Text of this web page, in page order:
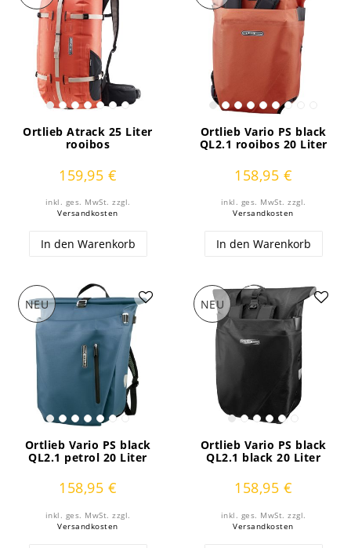
Ortlieb Atrack 25 Liter
rooibos
159,95 €
inkl. ges. MwSt. zzgl.
Versandkosten
In den Warenkorb
Ortlieb Vario PS black
QL2.1 rooibos 20 Liter
158,95 €
inkl. ges. MwSt. zzgl.
Versandkosten
In den Warenkorb
NEU
Ortlieb Vario PS black
QL2.1 petrol 20 Liter
158,95 €
inkl. ges. MwSt. zzgl.
Versandkosten
NEU
Ortlieb Vario PS black
QL2.1 black 20 Liter
158,95 €
inkl. ges. MwSt. zzgl.
Versandkosten